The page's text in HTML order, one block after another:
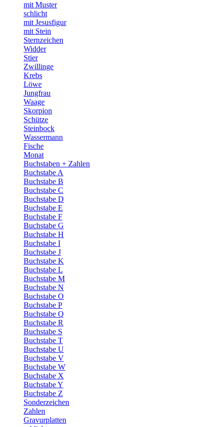
mit Muster
schlicht
mit Jesusfigur
mit Stein
Sternzeichen
Widder
Stier
Zwillinge
Krebs
Löwe
Jungfrau
Waage
Skorpion
Schütze
Steinbock
Wassermann
Fische
Monat
Buchstaben + Zahlen
Buchstabe A
Buchstabe B
Buchstabe C
Buchstabe D
Buchstabe E
Buchstabe F
Buchstabe G
Buchstabe H
Buchstabe I
Buchstabe J
Buchstabe K
Buchstabe L
Buchstabe M
Buchstabe N
Buchstabe O
Buchstabe P
Buchstabe Q
Buchstabe R
Buchstabe S
Buchstabe T
Buchstabe U
Buchstabe V
Buchstabe W
Buchstabe X
Buchstabe Y
Buchstabe Z
Sonderzeichen
Zahlen
Gravurplatten